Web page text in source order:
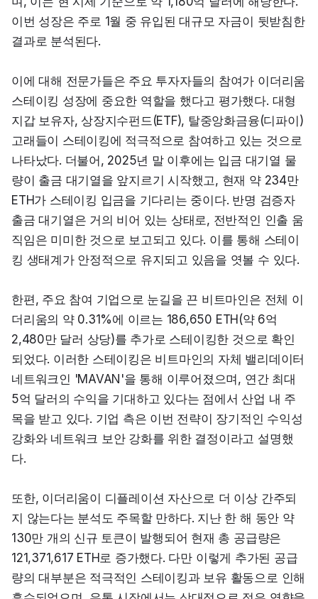
이번 성장은 주로 1월 중 유입된 대규모 자금이 뒷받침한
결과로 분석된다.
이에 대해 전문가들은 주요 투자자들의 참여가 이더리움
스테이킹 성장에 중요한 역할을 했다고 평가했다. 대형
지갑 보유자, 상장지수펀드(ETF), 탈중앙화금융(디파이)
고래들이 스테이킹에 적극적으로 참여하고 있는 것으로
나타났다. 더불어, 2025년 말 이후에는 입금 대기열 물
량이 출금 대기열을 앞지르기 시작했고, 현재 약 234만
ETH가 스테이킹 입금을 기다리는 중이다. 반명 검증자
출금 대기열은 거의 비어 있는 상태로, 전반적인 인출 움
직임은 미미한 것으로 보고되고 있다. 이를 통해 스테이
킹 생태계가 안정적으로 유지되고 있음을 엿볼 수 있다.
한편, 주요 참여 기업으로 눈길을 끈 비트마인은 전체 이
더리움의 약 0.31%에 이르는 186,650 ETH(약 6억
2,480만 달러 상당)를 추가로 스테이킹한 것으로 확인
되었다. 이러한 스테이킹은 비트마인의 자체 밸리데이터
네트워크인 'MAVAN'을 통해 이루어졌으며, 연간 최대
5억 달러의 수익을 기대하고 있다는 점에서 산업 내 주
목을 받고 있다. 기업 측은 이번 전략이 장기적인 수익성
강화와 네트워크 보안 강화를 위한 결정이라고 설명했
다.
또한, 이더리움이 디플레이션 자산으로 더 이상 간주되
지 않는다는 분석도 주목할 만하다. 지난 한 해 동안 약
130만 개의 신규 토큰이 발행되어 현재 총 공급량은
121,371,617 ETH로 증가했다. 다만 이렇게 추가된 공급
량의 대부분은 적극적인 스테이킹과 보유 활동으로 인해